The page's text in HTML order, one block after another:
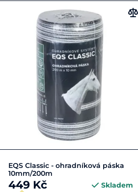
Do košíku
EQS Classic - ohradníková páska
10mm/200m
449 Kč Skladem